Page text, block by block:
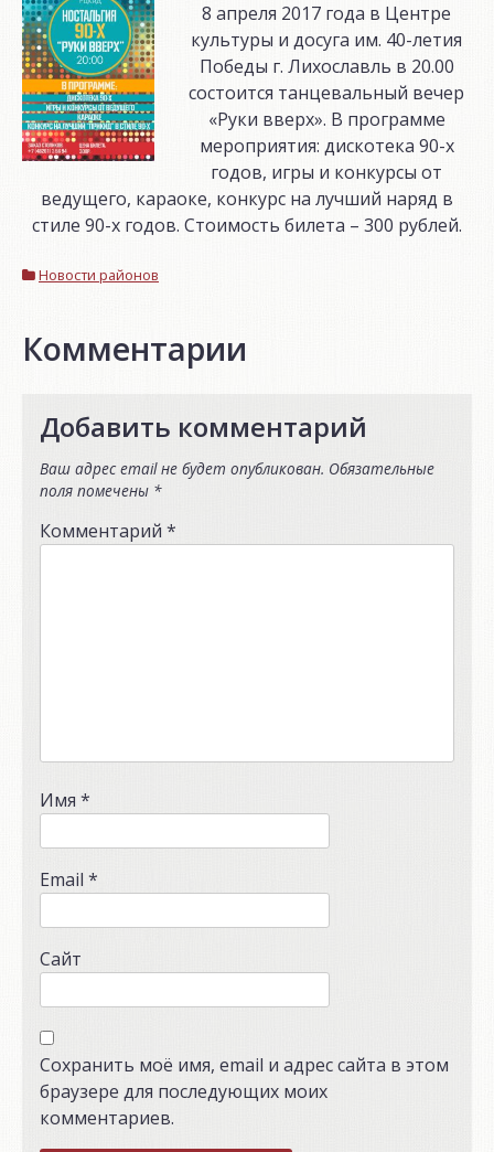
8 апреля 2017 года в Центре
культуры и досуга им. 40-летия
Победы г. Лихославль в 20.00
состоится танцевальный вечер
«Руки вверх». В программе
мероприятия: дискотека 90-х
годов, игры и конкурсы от
ведущего, караоке, конкурс на лучший наряд в
стиле 90-х годов. Стоимость билета – 300 рублей.
Новости районов
Комментарии
Добавить комментарий
Ваш адрес email не будет опубликован. Обязательные
поля помечены *
Комментарий *
Имя *
Email *
Сайт
Сохранить моё имя, email и адрес сайта в этом
браузере для последующих моих
комментариев.